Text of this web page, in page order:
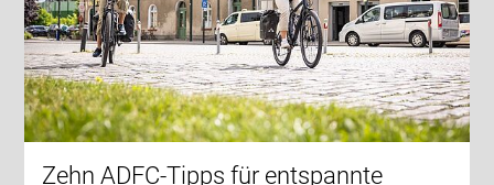
Zehn ADFC-Tipps für entspannte